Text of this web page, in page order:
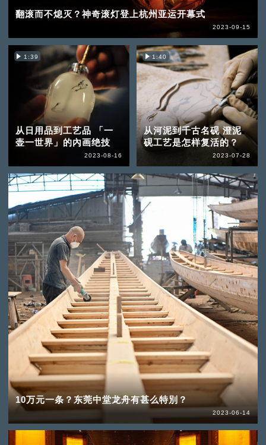
翻滚而不熄灭？神奇滚灯登上杭州亚运开幕式
2023-09-15
1:39
从日用品到工艺品 「一
壶一世界」的內画绝技
2023-08-16
1:40
从河泥到千古名砚 澄泥
砚工艺是怎样复活的？
2023-07-28
10万元一条？东莞中堂龙舟有甚么特別？
2023-06-14